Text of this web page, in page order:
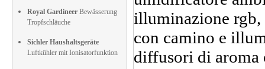
Royal Gardineer Bewässerung
Tropfschläuche
Sichler Haushaltsgeräte
Luftkühler mit Ionisatorfunktion